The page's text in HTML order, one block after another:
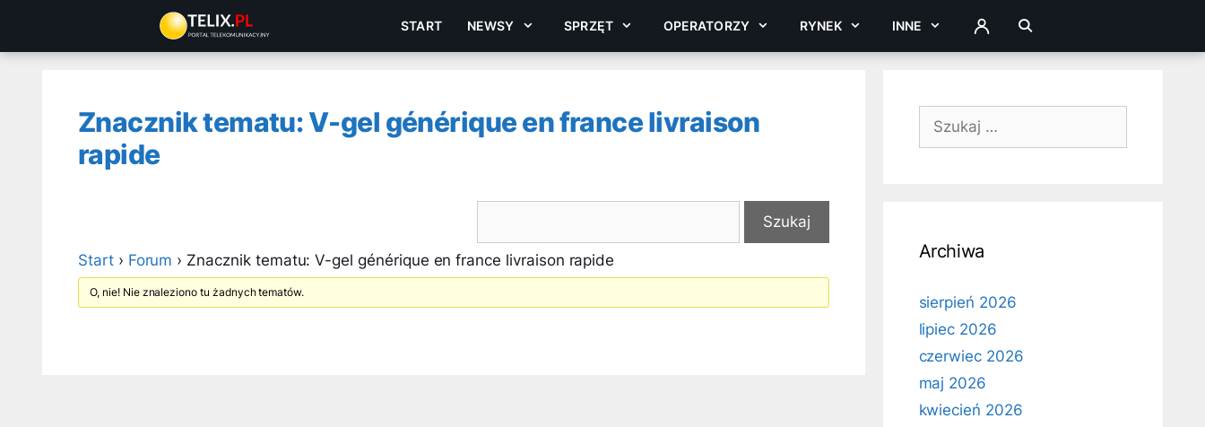
treści
START NEWSY SPRZĘT OPERATORZY RYNEK INNE ZALOGUJ
Znacznik tematu: V-gel générique en france livraison
rapide
Start › Forum › Znacznik tematu: V-gel générique en france livraison rapide
O, nie! Nie znaleziono tu żadnych tematów.
Szukaj:
Archiwa
sierpień 2026
lipiec 2026
czerwiec 2026
maj 2026
kwiecień 2026